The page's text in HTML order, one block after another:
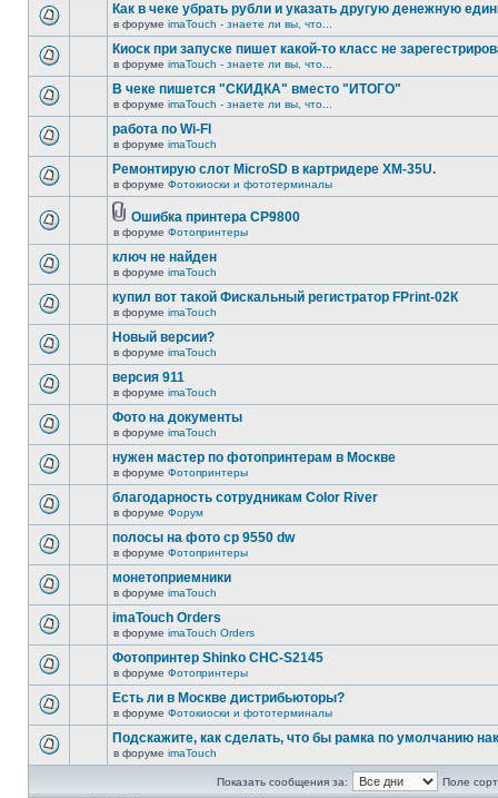
Как в чеке убрать рубли и указать другую денежную
в форуме imaTouch - знаете ли вы, что...
Киоск при запуске пишет какой-то класс не
в форуме imaTouch - знаете ли вы, что...
В чеке пишется "СКИДКА" вместо "ИТОГО"
в форуме imaTouch - знаете ли вы, что...
работа по Wi-FI
в форуме imaTouch
Ремонтирую слот MicroSD в картридере XM-35U.
в форуме Фотокиоски и фототерминалы
Ошибка принтера CP9800
в форуме Фотопринтеры
ключ не найден
в форуме imaTouch
купил вот такой Фискальный регистратор FPrint-02К
в форуме imaTouch
Новый версии?
в форуме imaTouch
версия 911
в форуме imaTouch
Фото на документы
в форуме imaTouch
нужен мастер по фотопринтерам в Москве
в форуме Фотопринтеры
благодарность сотрудникам Color River
в форуме Форум
полосы на фото cp 9550 dw
в форуме Фотопринтеры
монетоприемники
в форуме imaTouch
imaTouch Orders
в форуме imaTouch Orders
Фотопринтер Shinko CHC-S2145
в форуме Фотопринтеры
Есть ли в Москве дистрибьюторы?
в форуме Фотокиоски и фототерминалы
Подскажите, как сделать, что бы рамка по умолчанию
в форуме imaTouch
Показать сообщения за:
Поле